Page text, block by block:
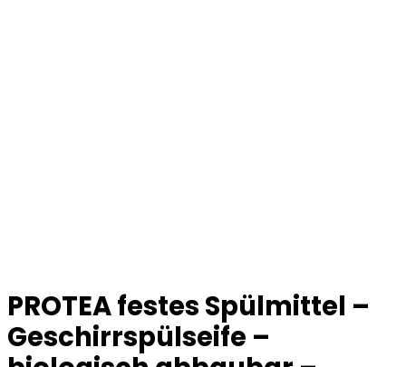
PROTEA festes Spülmittel –
Geschirrspülseife –